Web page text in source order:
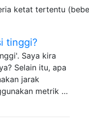
ketat tertentu
tinggi?
Saya kira
Selain itu, apa
jarak
metrik …